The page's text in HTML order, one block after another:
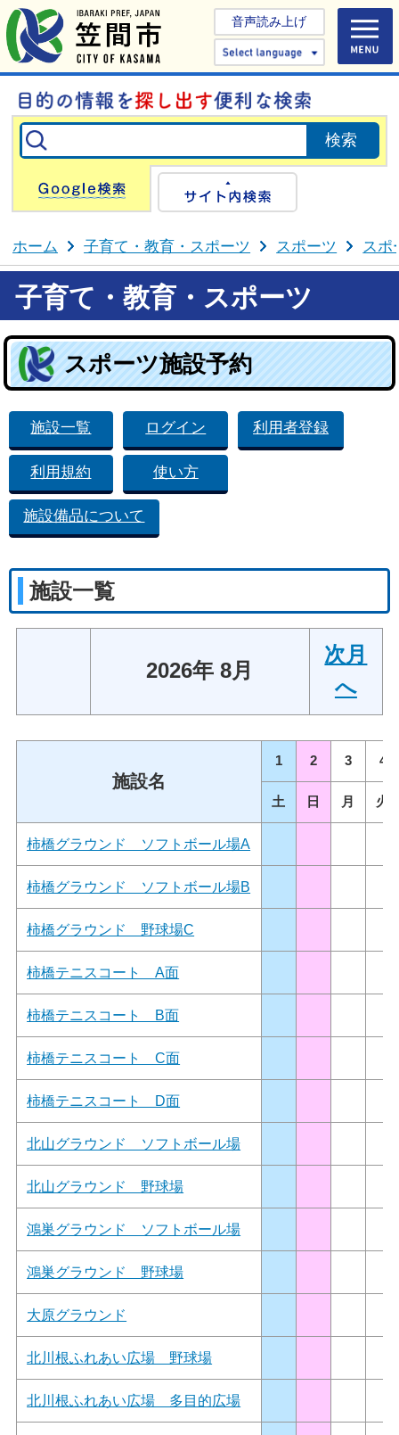
音声読み上げ
Select
Google検索
ホーム 子育て・教育・スポーツ スポーツ スポ
子育て・教育・スポーツ
スポーツ施設予約
施設一覧 ログイン 利用者登録
利用規約 使い方
施設備品について
施設一覧
2026年 8月
次月
へ
施設名
1 2 3 4
土 日 月 火
柿橋グラウンド ソフトボール場A
柿橋グラウンド ソフトボール場B
柿橋グラウンド 野球場C
柿橋テニスコート A面
柿橋テニスコート B面
柿橋テニスコート C面
柿橋テニスコート D面
北山グラウンド ソフトボール場
北山グラウンド 野球場
鴻巣グラウンド ソフトボール場
鴻巣グラウンド 野球場
大原グラウンド
北川根ふれあい広場 野球場
北川根ふれあい広場 多目的広場